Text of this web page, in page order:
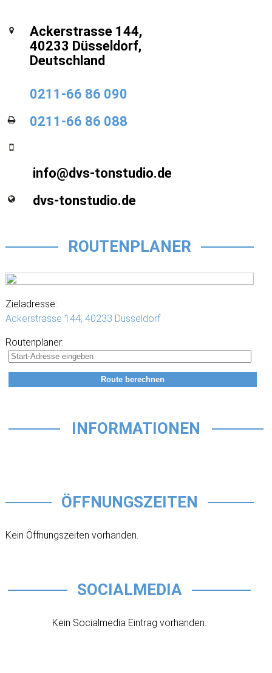
Ackerstrasse 144,
40233 Düsseldorf,
Deutschland
0211-66 86 090
0211-66 86 088
info@dvs-tonstudio.de
dvs-tonstudio.de
ROUTENPLANER
Zieladresse:
Ackerstrasse 144, 40233 Düsseldorf
Routenplaner:
INFORMATIONEN
ÖFFNUNGSZEITEN
Kein Öffnungszeiten vorhanden.
SOCIALMEDIA
Kein Socialmedia Eintrag vorhanden.